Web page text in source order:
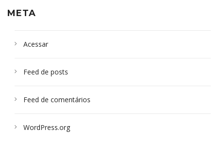
META
Acessar
Feed de posts
Feed de comentários
WordPress.org